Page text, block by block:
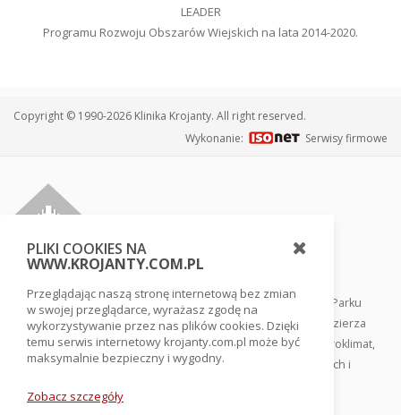
LEADER
Programu Rozwoju Obszarów Wiejskich na lata 2014-2020.
Copyright © 1990-2026 Klinika Krojanty. All right reserved.
Wykonanie:
Serwisy firmowe
Klinika usytuowana jest w sercu Borów Tucholskich, tuż przy Parku
Narodowym Bory Tucholskie, w otoczeniu lasów i jezior pojezierza
pomorskiego. Ten rezerwat biosfery gwarantuje swoisty mikroklimat,
co ułatwia szybki powrót do zdrowia, odnowienie sił fizycznych i
PLIKI COOKIES NA
WWW.KROJANTY.COM.PL
Przeglądając naszą stronę internetową bez zmian
w swojej przeglądarce, wyrażasz zgodę na
wykorzystywanie przez nas plików cookies. Dzięki
temu serwis internetowy krojanty.com.pl może być
maksymalnie bezpieczny i wygodny.
Zobacz szczegóły